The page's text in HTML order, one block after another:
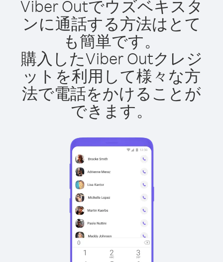
Viber Outでウズベキスタ
ンに通話する方法はとて
も簡単です。
購入したViber Outクレジ
ットを利用して様々な方
法で電話をかけることが
できます。